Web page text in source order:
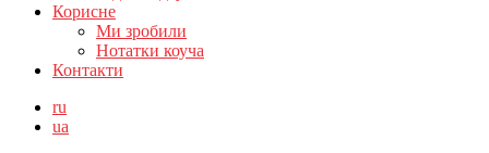
Корисне
Ми зробили
Нотатки коуча
Контакти
ru
ua